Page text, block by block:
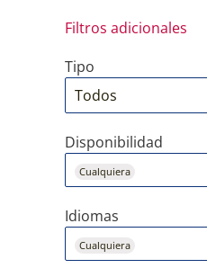
Filtros adicionales
Tipo
Disponibilidad
Cualquiera
Idiomas
Cualquiera